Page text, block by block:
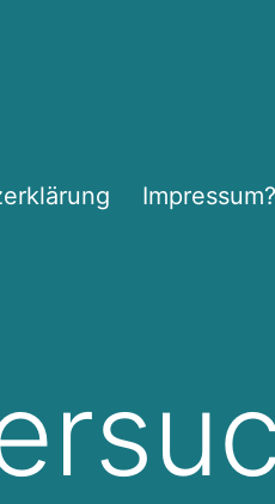
Impressum?